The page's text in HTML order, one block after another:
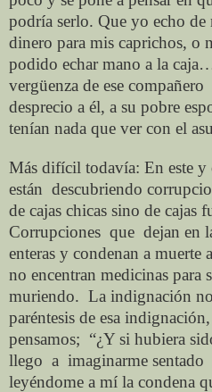
podría serlo. Que yo echo de
dinero para mis caprichos, o
podido echar mano a la
vergüenza de ese compañero
desprecio a él, a su pobre
tenían nada que ver con el
Más difícil todavía: En este y
están descubriendo
de cajas chicas sino de cajas
Corrupciones que dejan en
enteras y condenan a muerte
no encentran medicinas para
muriendo. La indignación
paréntesis de esa
pensamos; “¿Y si hubiera
llego a imaginarme sentado
leyéndome a mí la condena